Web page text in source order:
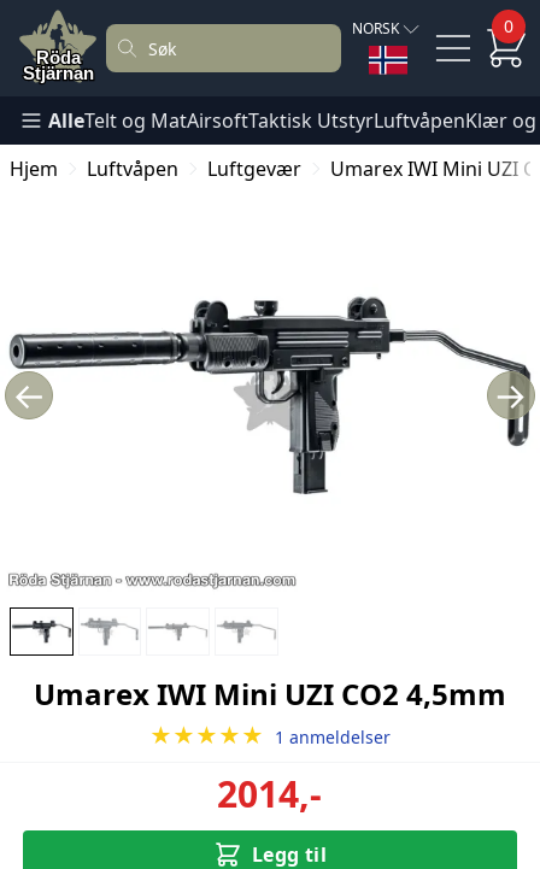
NORSK 0
AlleTelt og MatAirsoftTaktisk UtstyrLuftvåpenKlær
Hjem
Luftvåpen Luftgevær Umarex IWI Mini UZI
← →
Umarex IWI Mini UZI CO2 4,5mm
★★★★★ 1 anmeldelser
2014,-
Legg til